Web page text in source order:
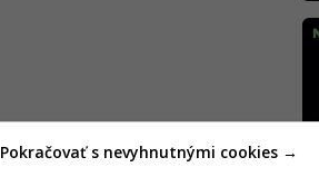
Pokračovať s nevyhnutnými cookies →